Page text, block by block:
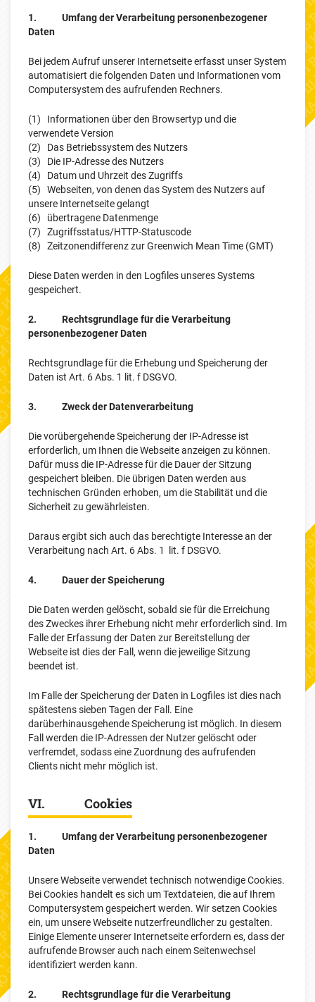
1. Umfang der Verarbeitung personenbezogener
Daten
Bei jedem Aufruf unserer Internetseite erfasst unser System
automatisiert die folgenden Daten und Informationen vom
Computersystem des aufrufenden Rechners.
(1) Informationen über den Browsertyp und die
verwendete Version
(2) Das Betriebssystem des Nutzers
(3) Die IP-Adresse des Nutzers
(4) Datum und Uhrzeit des Zugriffs
(5) Webseiten, von denen das System des Nutzers auf
unsere Internetseite gelangt
(6) übertragene Datenmenge
(7) Zugriffsstatus/HTTP-Statuscode
(8) Zeitzonendifferenz zur Greenwich Mean Time (GMT)
Diese Daten werden in den Logfiles unseres Systems
gespeichert.
2. Rechtsgrundlage für die Verarbeitung
personenbezogener Daten
Rechtsgrundlage für die Erhebung und Speicherung der
Daten ist Art. 6 Abs. 1 lit. f DSGVO.
3. Zweck der Datenverarbeitung
Die vorübergehende Speicherung der IP-Adresse ist
erforderlich, um Ihnen die Webseite anzeigen zu können.
Dafür muss die IP-Adresse für die Dauer der Sitzung
gespeichert bleiben. Die übrigen Daten werden aus
technischen Gründen erhoben, um die Stabilität und die
Sicherheit zu gewährleisten.
Daraus ergibt sich auch das berechtigte Interesse an der
Verarbeitung nach Art. 6 Abs. 1 lit. f DSGVO.
4. Dauer der Speicherung
Die Daten werden gelöscht, sobald sie für die Erreichung
des Zweckes ihrer Erhebung nicht mehr erforderlich sind. Im
Falle der Erfassung der Daten zur Bereitstellung der
Webseite ist dies der Fall, wenn die jeweilige Sitzung
beendet ist.
Im Falle der Speicherung der Daten in Logfiles ist dies nach
spätestens sieben Tagen der Fall. Eine
darüberhinausgehende Speicherung ist möglich. In diesem
Fall werden die IP-Adressen der Nutzer gelöscht oder
verfremdet, sodass eine Zuordnung des aufrufenden
Clients nicht mehr möglich ist.
VI. Cookies
1. Umfang der Verarbeitung personenbezogener
Daten
Unsere Webseite verwendet technisch notwendige Cookies.
Bei Cookies handelt es sich um Textdateien, die auf Ihrem
Computersystem gespeichert werden. Wir setzen Cookies
ein, um unsere Webseite nutzerfreundlicher zu gestalten.
Einige Elemente unserer Internetseite erfordern es, dass der
aufrufende Browser auch nach einem Seitenwechsel
identifiziert werden kann.
2. Rechtsgrundlage für die Verarbeitung